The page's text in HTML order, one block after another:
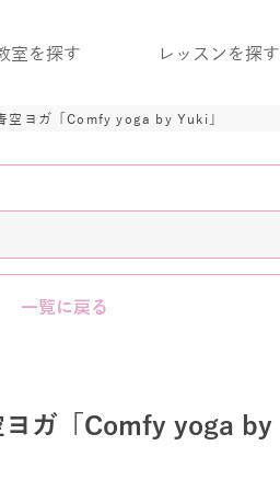
室を探す レッスンを探す
空ヨガ「Comfy yoga by Yuki」
一覧に戻る
ヨガ「Comfy yoga by